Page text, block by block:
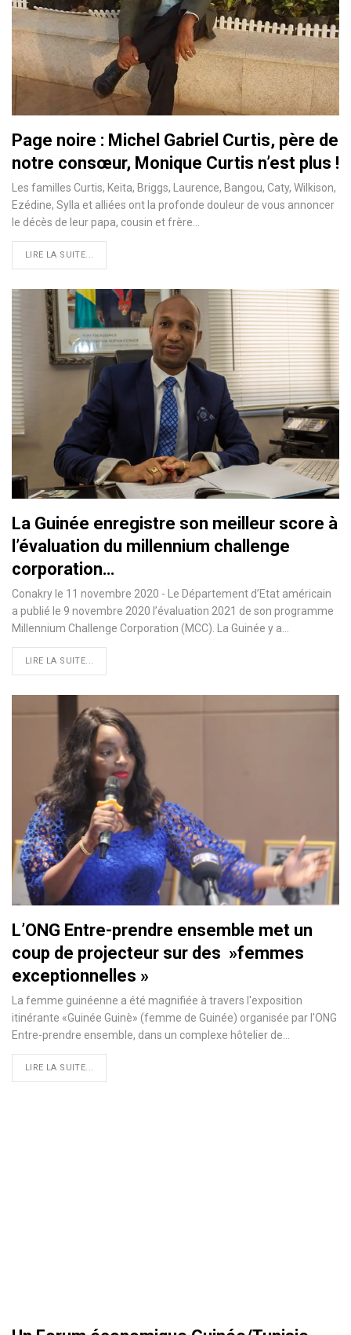
Page noire : Michel Gabriel Curtis, père de
notre consœur, Monique Curtis n’est plus !
Les familles Curtis, Keita, Briggs, Laurence, Bangou, Caty, Wilkison,
Ezédine, Sylla et alliées ont la profonde douleur de vous annoncer
le décès de leur papa, cousin et frère
LIRE LA SUITE...
La Guinée enregistre son meilleur score à
l’évaluation du millennium challenge
corporation…
Conakry le 11 novembre 2020 - Le Département d’Etat américain
a publié le 9 novembre 2020 l’évaluation 2021 de son programme
Millennium Challenge Corporation (MCC). La Guinée y a…
LIRE LA SUITE...
L’ONG Entre-prendre ensemble met un
coup de projecteur sur des »femmes
exceptionnelles »
La femme guinéenne a été magnifiée à travers l'exposition
itinérante «Guinée Guinè» (femme de Guinée) organisée par l'ONG
Entre-prendre ensemble, dans un complexe hôtelier de
LIRE LA SUITE...